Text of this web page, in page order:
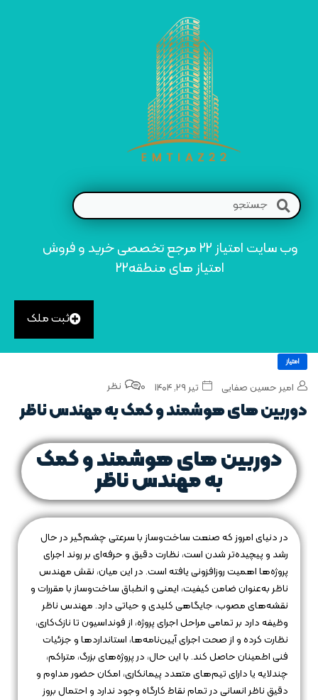
وب سایت امتیاز 22 مرجع تخصصی خرید و فروش
امتیاز های منطقه22
ثبت ملک
امتیاز
امیر حسین صفایی تیر ۲۹, ۱۴۰۴ 0 نظر
دوربین‌ های هوشمند و کمک به مهندس ناظر
دوربین‌ های هوشمند و کمک
به مهندس ناظر
در دنیای امروز که صنعت ساخت‌وساز با سرعتی چشم‌گیر در حال
رشد و پیچیده‌تر شدن است، نظارت دقیق و حرفه‌ای بر روند اجرای
پروژه‌ها اهمیت روزافزونی یافته است. در این میان، نقش مهندس
ناظر به‌عنوان ضامن کیفیت، ایمنی و انطباق ساخت‌وساز با مقررات و
نقشه‌های مصوب، جایگاهی کلیدی و حیاتی دارد. مهندس ناظر
وظیفه دارد بر تمامی مراحل اجرای پروژه، از فونداسیون تا نازک‌کاری،
نظارت کرده و از صحت اجرای آیین‌نامه‌ها، استانداردها و جزئیات
فنی اطمینان حاصل کند. با این حال، در پروژه‌های بزرگ، متراکم،
چندلایه یا دارای تیم‌های متعدد پیمانکاری، امکان حضور مداوم و
دقیق ناظر انسانی در تمام نقاط کارگاه وجود ندارد و احتمال بروز